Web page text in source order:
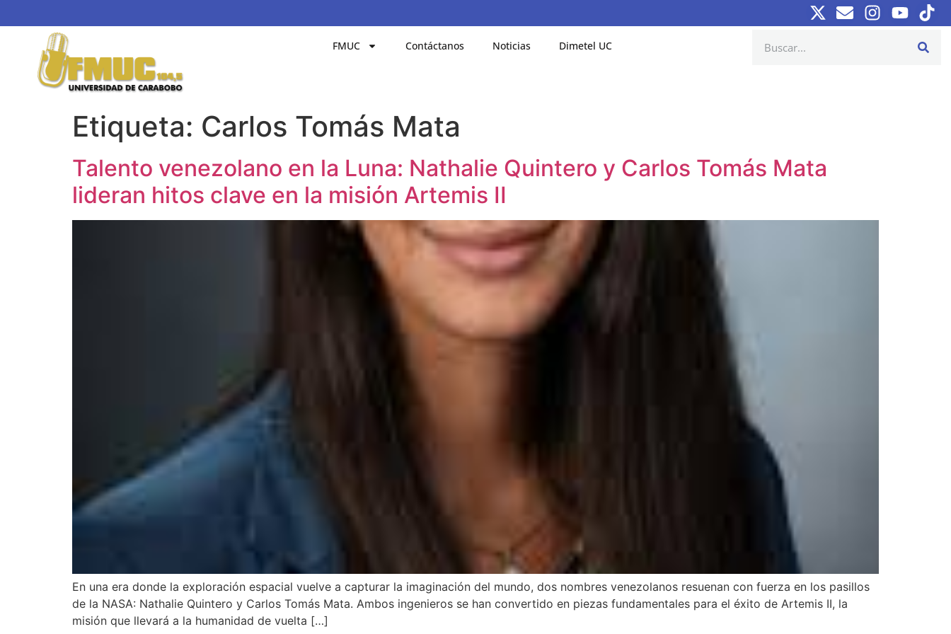
FMUC Contáctanos Noticias Dimetel UC
Etiqueta: Carlos Tomás Mata
Talento venezolano en la Luna: Nathalie Quintero y Carlos Tomás Mata
lideran hitos clave en la misión Artemis II
En una era donde la exploración espacial vuelve a capturar la imaginación del mundo, dos nombres venezolanos resuenan con fuerza en los pasillos
de la NASA: Nathalie Quintero y Carlos Tomás Mata. Ambos ingenieros se han convertido en piezas fundamentales para el éxito de Artemis II, la
misión que llevará a la humanidad de vuelta […]